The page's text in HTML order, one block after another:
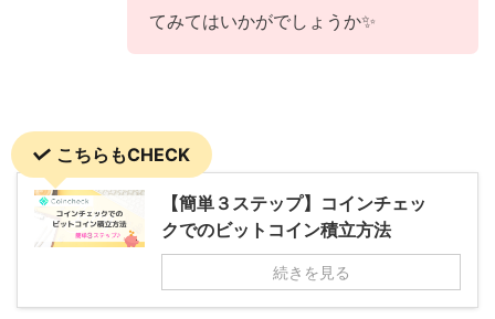
てみてはいかがでしょうか✨
こちらもCHECK
【簡単３ステップ】コインチェッ
クでのビットコイン積立方法
続きを見る